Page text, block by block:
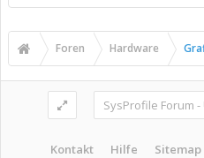
Foren Hardware
SysProfile Forum -
Kontakt Hilfe Sitemap